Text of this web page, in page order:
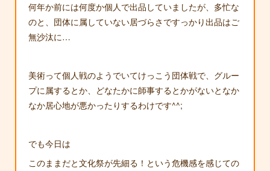
何年か前には何度か個人で出品していましたが、多忙な
のと、団体に属していない居づらさですっかり出品はご
無沙汰に…
美術って個人戦のようでいてけっこう団体戦で、グルー
プに属するとか、どなたかに師事するとかがないとなか
なか居心地が悪かったりするわけです^^;
でも今日は
このままだと文化祭が先細る！という危機感を感じての